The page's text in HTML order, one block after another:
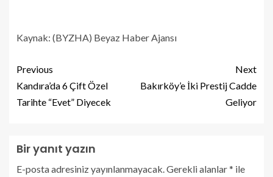
Kaynak: (BYZHA) Beyaz Haber Ajansı
Previous
Kandıra’da 6 Çift Özel
Tarihte “Evet” Diyecek
Next
Bakırköy’e İki Prestij Cadde
Geliyor
Bir yanıt yazın
E-posta adresiniz yayınlanmayacak. Gerekli alanlar* ile